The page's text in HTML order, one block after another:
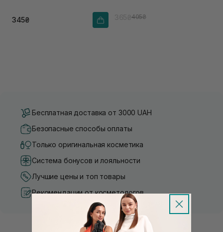
345₴ 405₴
Бесплатная доставка от 3000 UAH
Безопасные способы оплаты
Только оригинальная косметика
Система бонусов и лояльности
Лучшие цены и топ товары
Рекомендации от косметологов